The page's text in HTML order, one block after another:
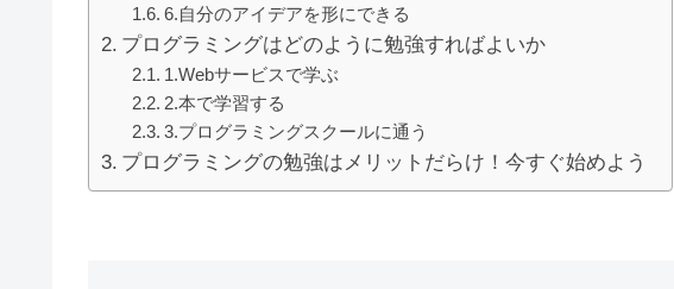
6.自分のアイデアを形にできる
プログラミングはどのように勉強すればよいか
1.Webサービスで学ぶ
2.本で学習する
3.プログラミングスクールに通う
プログラミングの勉強はメリットだらけ！今すぐ始めよう